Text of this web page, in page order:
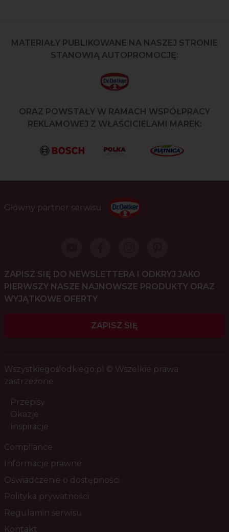
MATERIAŁY PUBLIKOWANE NA NASZEJ STRONIE
STANOWIĄ AUTOPROMOCJĘ:
ORAZ POWSTAŁY W RAMACH WSPÓŁPRACY
REKLAMOWEJ Z WŁAŚCICIELAMI MAREK:
Główny partner serwisu
ZAPISZ SIĘ DO NEWSLETTERA I ODKRYJ JAKO
PIERWSZY NASZE NAJNOWSZE PRODUKTY ORAZ
WYJĄTKOWE OFERTY
ZAPISZ SIĘ
Wszystkiegoslodkiego.pl © Wszelkie prawa
zastrzeżone
Przepisy
Okazje
Inspiracje
Compliance
Informacje prawne
Oświadczenie o dostępności
Polityka prywatności
Regulamin serwisu
Kontakt